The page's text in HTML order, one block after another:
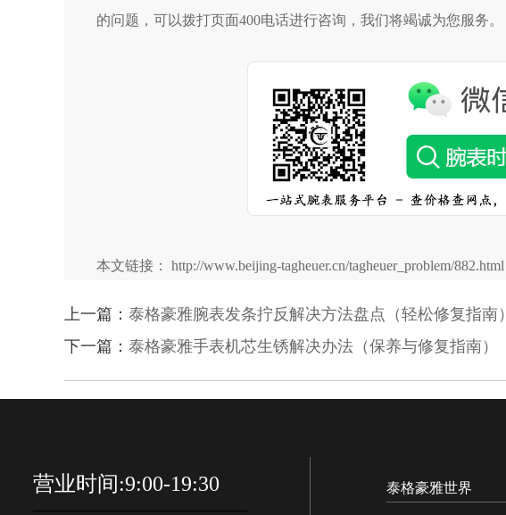
的问题，可以拨打页面400电话进行咨询，我们将竭诚为您服务。
本文链接： http://www.beijing-tagheuer.cn/tagheuer_problem/882.html
上一篇： 泰格豪雅腕表发条拧反解决方法盘点（轻松修复指南）
下一篇： 泰格豪雅手表机芯生锈解决办法（保养与修复指南）
营业时间:9:00-19:30 泰格豪雅世界